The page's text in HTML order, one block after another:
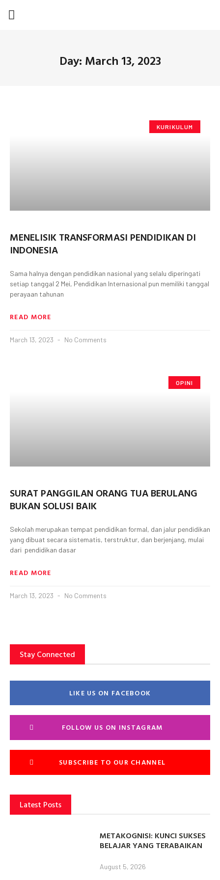
Day: March 13, 2023
KURIKULUM
MENELISIK TRANSFORMASI PENDIDIKAN DI
INDONESIA
Sama halnya dengan pendidikan nasional yang selalu diperingati
setiap tanggal 2 Mei, Pendidikan Internasional pun memiliki tanggal
perayaan tahunan
READ MORE
March 13, 2023 No Comments
OPINI
SURAT PANGGILAN ORANG TUA BERULANG
BUKAN SOLUSI BAIK
Sekolah merupakan tempat pendidikan formal, dan jalur pendidikan
yang dibuat secara sistematis, terstruktur, dan berjenjang, mulai
dari pendidikan dasar
READ MORE
March 13, 2023 No Comments
Stay Connected
LIKE US ON FACEBOOK
FOLLOW US ON INSTAGRAM
SUBSCRIBE TO OUR CHANNEL
Latest Posts
METAKOGNISI: KUNCI SUKSES
BELAJAR YANG TERABAIKAN
August 5, 2026